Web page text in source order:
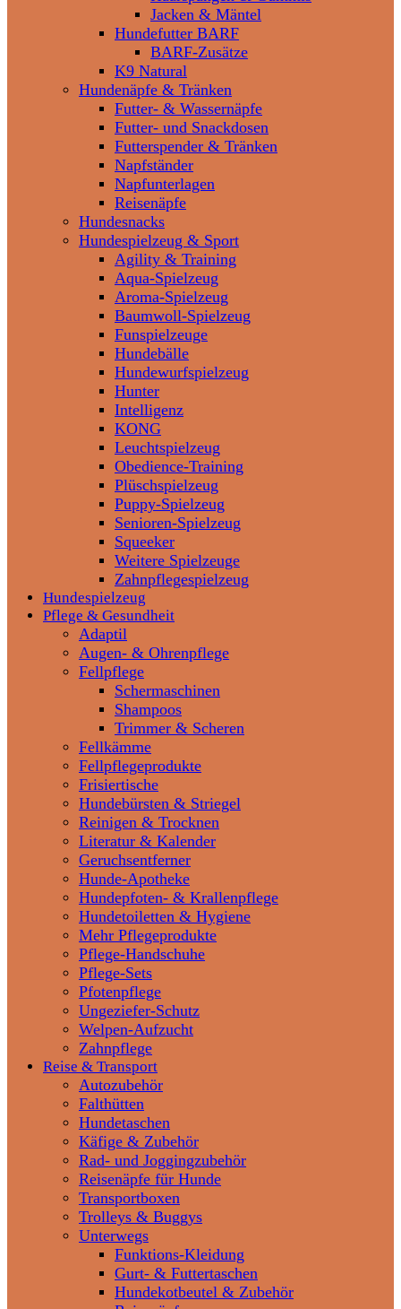
Jacken & Mäntel
Hundefutter BARF
BARF-Zusätze
K9 Natural
Hundenäpfe & Tränken
Futter- & Wassernäpfe
Futter- und Snackdosen
Futterspender & Tränken
Napfständer
Napfunterlagen
Reisenäpfe
Hundesnacks
Hundespielzeug & Sport
Agility & Training
Aqua-Spielzeug
Aroma-Spielzeug
Baumwoll-Spielzeug
Funspielzeuge
Hundebälle
Hundewurfspielzeug
Hunter
Intelligenz
KONG
Leuchtspielzeug
Obedience-Training
Plüschspielzeug
Puppy-Spielzeug
Senioren-Spielzeug
Squeeker
Weitere Spielzeuge
Zahnpflegespielzeug
Hundespielzeug
Pflege & Gesundheit
Adaptil
Augen- & Ohrenpflege
Fellpflege
Schermaschinen
Shampoos
Trimmer & Scheren
Fellkämme
Fellpflegeprodukte
Frisiertische
Hundebürsten & Striegel
Reinigen & Trocknen
Literatur & Kalender
Geruchsentferner
Hunde-Apotheke
Hundepfoten- & Krallenpflege
Hundetoiletten & Hygiene
Mehr Pflegeprodukte
Pflege-Handschuhe
Pflege-Sets
Pfotenpflege
Ungeziefer-Schutz
Welpen-Aufzucht
Zahnpflege
Reise & Transport
Autozubehör
Falthütten
Hundetaschen
Käfige & Zubehör
Rad- und Joggingzubehör
Reisenäpfe für Hunde
Transportboxen
Trolleys & Buggys
Unterwegs
Funktions-Kleidung
Gurt- & Futtertaschen
Hundekotbeutel & Zubehör